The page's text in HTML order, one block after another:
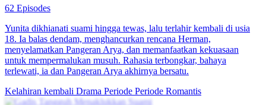
62 Episodes
Yunita dikhianati suami hingga tewas, lalu terlahir kembali di usia
18. Ia balas dendam, menghancurkan rencana Herman,
menyelamatkan Pangeran Arya, dan memanfaatkan kekuasaan
untuk mempermalukan musuh. Rahasia terbongkar, bahaya
terlewati, ia dan Pangeran Arya akhirnya bersatu.
Kelahiran kembali Drama Periode Periode Romantis